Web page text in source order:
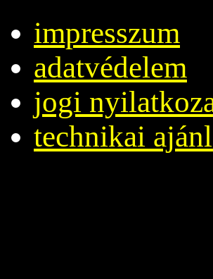
impresszum
adatvédelem
jogi
technikai